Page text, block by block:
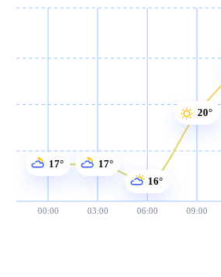
00:00 03:00 06:00 09:00
17°
17°
16°
20°